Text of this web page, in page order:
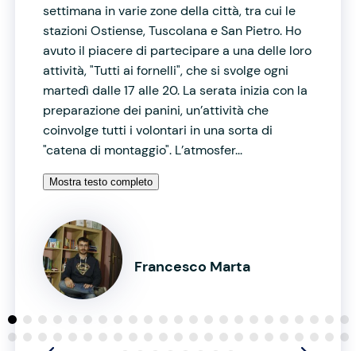
settimana in varie zone della città, tra cui le
stazioni Ostiense, Tuscolana e San Pietro. Ho
avuto il piacere di partecipare a una delle loro
attività, "Tutti ai fornelli", che si svolge ogni
martedì dalle 17 alle 20. La serata inizia con la
preparazione dei panini, un’attività che
coinvolge tutti i volontari in una sorta di
"catena di montaggio". L’atmosfer...
Mostra testo completo
Francesco Marta